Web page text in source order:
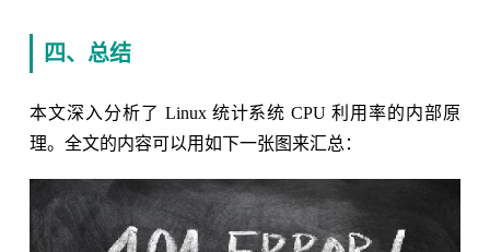
四、总结
本文深入分析了 Linux 统计系统 CPU 利用率的内部原
理。全文的内容可以用如下一张图来汇总：